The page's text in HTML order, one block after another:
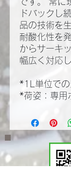
ドバックし
品の技術を
耐酸化性を
からサーキ
幅広く対応
*1L単位で
*荷姿：専用